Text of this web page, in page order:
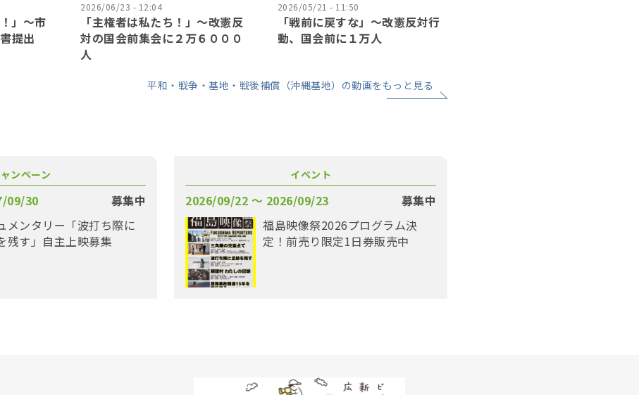
」〜市
提出
2026/06/23 - 12:04
「主権者は私たち！」〜改憲反
対の国会前集会に２万６０００
人
2026/05/21 - 11:50
「戦前に戻すな」〜改憲反対行
動、国会前に１万人
平和・戦争・基地・戦後補償（沖縄基地）の動画をもっと見る
ンペーン
09/30
募集中
メンタリー「波打ち際に
残す」自主上映募集
イベント
2026/09/22 〜 2026/09/23
募集中
福島映像祭2026プログラム決
定！前売り限定1日券販売中